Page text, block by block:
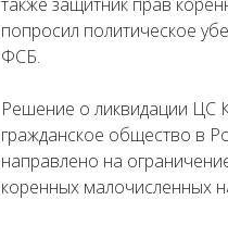
попросил политическое
ФСБ.
Решение о ликвидации ЦС
гражданское общество в
направлено на
коренных малочисленных